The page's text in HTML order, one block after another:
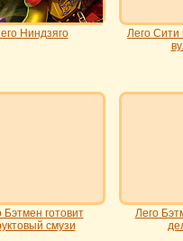
Ниндзяго
Лего Сити
Бэтмен готовит
смузи
Лего